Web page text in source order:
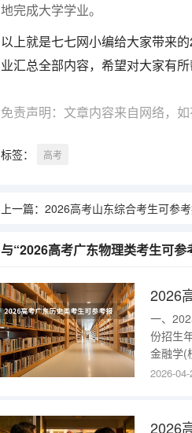
地完成大学学业。
以上就是七七网小编给大家带来
业汇总全部内容，希望对大家有
免责声明：文章内容来自网络，
标签： 高考
上一篇： 2026高考山东综合考生可参考报河南医学高等专科学
与“2026高考广东物理类考生可
一、
份招生
金融学(
部
2026-